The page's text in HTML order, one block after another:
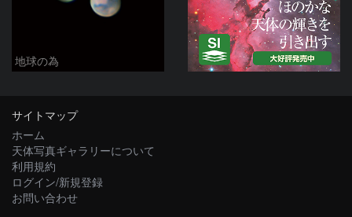
地球の為
サイトマップ
ホーム
天体写真ギャラリーについて
利用規約
ログイン/新規登録
お問い合わせ